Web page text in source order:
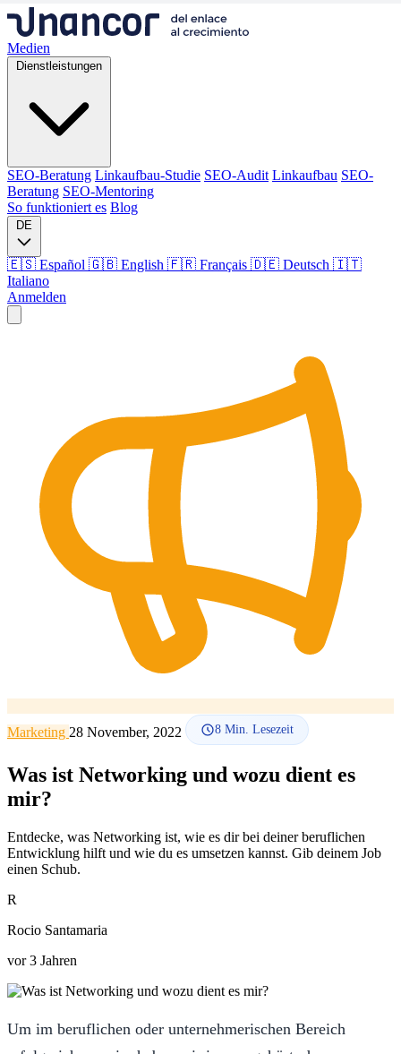
Medien
Dienstleistungen
SEO-Beratung Linkaufbau-Studie SEO-Audit Linkaufbau SEO-
Beratung SEO-Mentoring
So funktioniert es Blog
DE
🇪🇸 Español 🇬🇧 English 🇫🇷 Français 🇩🇪 Deutsch 🇮🇹
Italiano
Anmelden
SEO-Beratung Linkaufbau-Studie Linkaufbau
SEO-
Beratung
SEO-Mentoring
So funktioniert es
Sprache
🇪🇸 ES
🇬🇧 EN 🇫🇷 FR 🇩🇪 DE
Marketing 28 November, 2022 8 Min. Lesezeit
Was ist Networking und wozu dient es
mir?
Entdecke, was Networking ist, wie es dir bei deiner beruflichen
Entwicklung hilft und wie du es umsetzen kannst. Gib deinem Job
einen Schub.
R
Rocio Santamaria
vor 3 Jahren
Um im beruflichen oder unternehmerischen Bereich